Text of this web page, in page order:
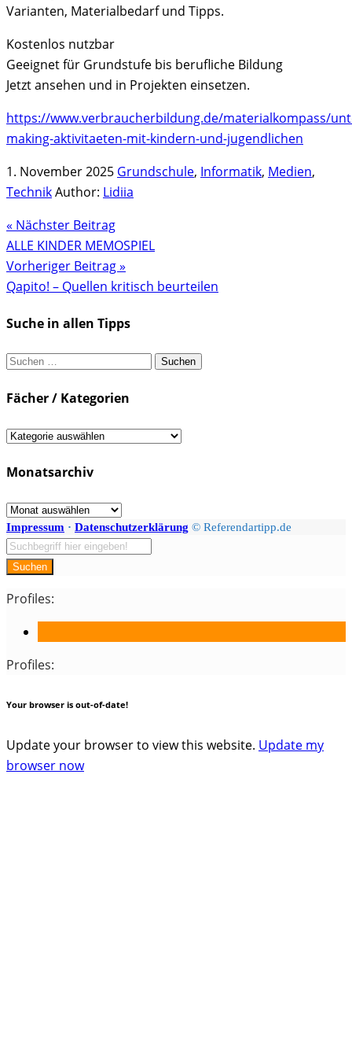
Varianten, Materialbedarf und Tipps.
Kostenlos nutzbar
Geeignet für Grundstufe bis berufliche Bildung
Jetzt ansehen und in Projekten einsetzen.
https://www.verbraucherbildung.de/materialkompass/
making-aktivitaeten-mit-kindern-und-jugendlichen
1. November 2025 Grundschule, Informatik, Medien,
TechnikAuthor: Lidiia
« Nächster Beitrag
ALLE KINDER MEMOSPIEL
Vorheriger Beitrag »
Qapito! – Quellen kritisch beurteilen
Suche in allen Tipps
Suchen
Fächer / Kategorien
Fächer
Kategorien
Monatsarchiv
Monatsarchiv
Impressum · Datenschutzerklärung © Referendartipp.de
Suchen
Profiles:
Profiles:
Your browser is out-of-date!
Update your browser to view this website. Update my
browser now